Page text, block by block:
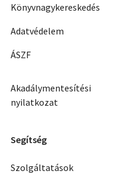
Könyvnagykereskedés
Adatvédelem
ÁSZF
Akadálymentesítési
nyilatkozat
Segítség
Szolgáltatások